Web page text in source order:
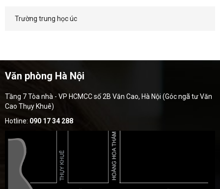
Trường trung học úc
Văn phòng Hà Nội
Tầng 7 Tòa nhà - VP HCMCC số 2B Văn Cao, Hà Nội (Góc ngã tư Văn
Cao Thụy Khuê)
Hotline: 090 17 34 288